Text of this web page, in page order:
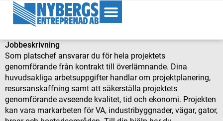
Jobbeskrivning
Som platschef ansvarar du för hela projektets
genomförande från kontrakt till överlämnande. Dina
huvudsakliga arbetsuppgifter handlar om projektplanering,
resursanskaffning samt att säkerställa projektets
genomförande avseende kvalitet, tid och ekonomi. Projekten
kan vara markarbeten för VA, industribyggnader, vägar, gator,